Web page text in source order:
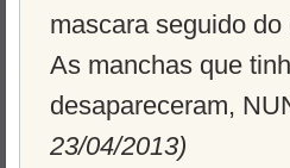
mascara seguido
As manchas que
desapareceram,
23/04/2013)